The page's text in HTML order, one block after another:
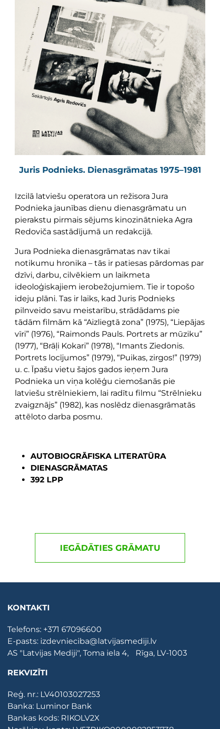
Juris Podnieks. Dienasgrāmatas 1975–1981
Izcilā latviešu operatora un režisora Jura
Podnieka jaunības dienu dienasgrāmatu un
pierakstu pirmais sējums kinozinātnieka Agra
Redoviča sastādījumā un redakcijā.
Jura Podnieka dienasgrāmatas nav tikai
notikumu hronika – tās ir patiesas pārdomas par
dzīvi, darbu, cilvēkiem un laikmeta
ideoloģiskajiem ierobežojumiem. Tie ir topošo
ideju plāni. Tas ir laiks, kad Juris Podnieks
pilnveido savu meistarību, strādādams pie
tādām filmām kā “Aizliegtā zona” (1975), “Liepājas
vīri” (1976), “Raimonds Pauls. Portrets ar mūziku”
(1977), “Brāļi Kokari” (1978), “Imants Ziedonis.
Portrets locījumos” (1979), “Puikas, zirgos!” (1979)
u. c. Īpašu vietu šajos gados ieņem Jura
Podnieka un viņa kolēģu ciemošanās pie
latviešu strēlniekiem, lai radītu filmu “Strēlnieku
zvaigznājs” (1982), kas noslēdz dienasgrāmatās
attēloto darba posmu.
AUTOBIOGRĀFISKA LITERATŪRA
DIENASGRĀMATAS
392 LPP
IEGĀDĀTIES GRĀMATU
KONTAKTI
Telefons: +371 67096600
E-pasts: izdevnieciba@latvijasmediji.lv
AS "Latvijas Mediji", Toma iela 4, Rīga, LV-1003
REKVIZĪTI
Reģ. nr.: LV40103027253
Banka: Luminor Bank
Bankas kods: RIKOLV2X